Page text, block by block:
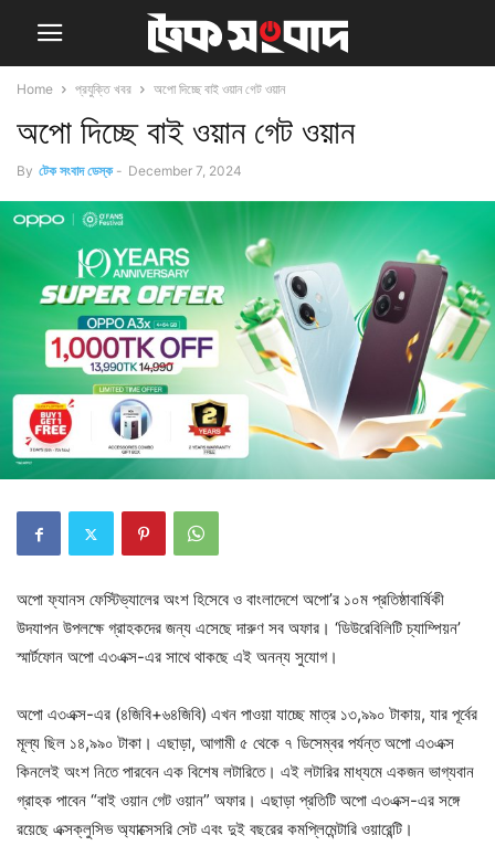
Home প্রযুক্তি খবর অপো দিচ্ছে বাই ওয়ান গেট ওয়ান
অপো দিচ্ছে বাই ওয়ান গেট ওয়ান
By টেক সংবাদ ডেস্ক - December 7, 2024
অপো ফ্যানস ফেস্টিভ্যালের অংশ হিসেবে ও বাংলাদেশে অপো’র ১০ম প্রতিষ্ঠাবার্ষিকী
উদযাপন উপলক্ষে গ্রাহকদের জন্য এসেছে দারুণ সব অফার। ‘ডিউরেবিলিটি চ্যাম্পিয়ন’
স্মার্টফোন অপো এ৩এক্স-এর সাথে থাকছে এই অনন্য সুযোগ।
অপো এ৩এক্স-এর (৪জিবি+৬৪জিবি) এখন পাওয়া যাচ্ছে মাত্র ১৩,৯৯০ টাকায়, যার পূর্বের
মূল্য ছিল ১৪,৯৯০ টাকা। এছাড়া, আগামী ৫ থেকে ৭ ডিসেম্বর পর্যন্ত অপো এ৩এক্স
কিনলেই অংশ নিতে পারবেন এক বিশেষ লটারিতে। এই লটারির মাধ্যমে একজন ভাগ্যবান
গ্রাহক পাবেন “বাই ওয়ান গেট ওয়ান” অফার। এছাড়া প্রতিটি অপো এ৩এক্স-এর সঙ্গে
রয়েছে এক্সক্লুসিভ অ্যাক্সেসরি সেট এবং দুই বছরের কমপ্লিমেন্টারি ওয়ারেন্টি।